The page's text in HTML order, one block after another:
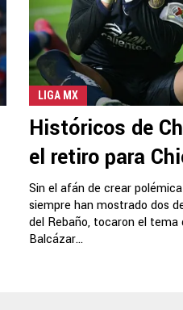
LIGA MX
Históricos de
el retiro para
Sin el afán de crear
siempre han mostrado dos
del Rebaño, tocaron el tema
Balcázar...